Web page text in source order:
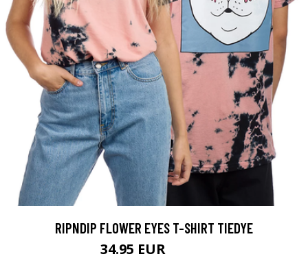
RIPNDIP FLOWER EYES T-SHIRT TIEDYE
34.95 EUR